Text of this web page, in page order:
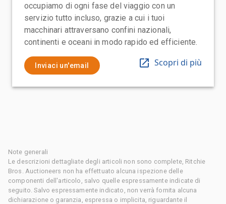
occupiamo di ogni fase del viaggio con un
servizio tutto incluso, grazie a cui i tuoi
macchinari attraversano confini nazionali,
continenti e oceani in modo rapido ed efficiente.
Inviaci un'email Scopri di più
Note generali
Le descrizioni dettagliate degli articoli non sono complete, Ritchie
Bros. Auctioneers non ha effettuato alcuna ispezione delle
componenti dell'articolo, salvo quelle espressamente indicate di
seguito. Salvo espressamente indicato, non verrà fornita alcuna
dichiarazione o garanzia, espressa o implicita, riguardante il